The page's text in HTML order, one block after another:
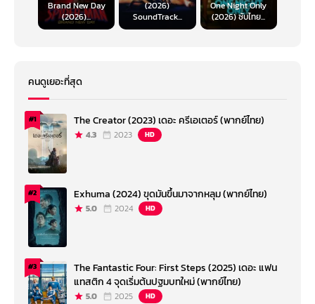
Brand New Day
(2026)...
(2026)
SoundTrack...
One Night Only
(2026) ซับไทย...
คนดูเยอะที่สุด
#1 The Creator (2023) เดอะ ครีเอเตอร์ (พากย์ไทย)
4.3 2023 HD
#2 Exhuma (2024) ขุดมันขึ้นมาจากหลุม (พากย์ไทย)
5.0 2024 HD
#3
The Fantastic Four: First Steps (2025) เดอะ แฟน
แทสติก 4 จุดเริ่มต้นปฐมบทใหม่ (พากย์ไทย)
5.0 2025 HD